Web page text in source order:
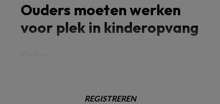
Ouders moeten werken
voor plek in kinderopvang
REGISTREREN